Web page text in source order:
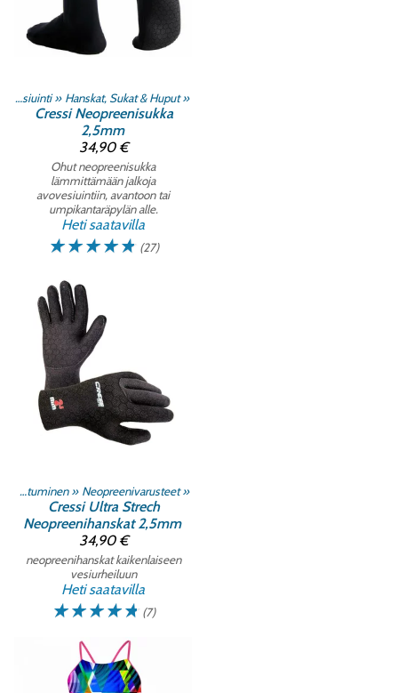
Avovesiuinti ‪» Hanskat, Sukat & Huput ‪»
Cressi Neopreenisukka
2,5mm
34,90 €
Ohut neopreenisukka
lämmittämään jalkoja
avovesiuintiin, avantoon tai
umpikantaräpylän alle.
Heti saatavilla
☆☆☆☆☆ (27)
Sukelluspukeutuminen ‪» Neopreenivarusteet ‪»
Cressi Ultra Strech
Neopreenihanskat 2,5mm
34,90 €
neopreenihanskat kaikenlaiseen
vesiurheiluun
Heti saatavilla
☆☆☆☆☆ (7)